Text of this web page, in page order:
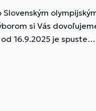
Slovenským
si Vás
16.9.2025 je spustená